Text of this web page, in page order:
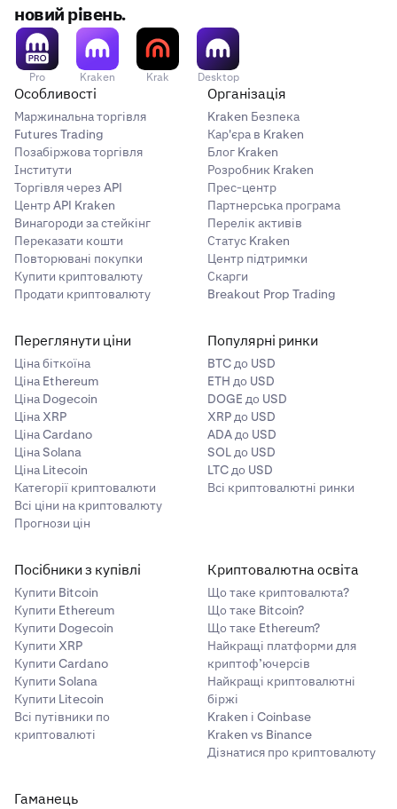
новий рівень.
Pro Kraken Krak Desktop
Особливості
Маржинальна торгівля
Futures Trading
Позабіржова торгівля
Інститути
Торгівля через API
Центр API Kraken
Винагороди за стейкінг
Переказати кошти
Повторювані покупки
Купити криптовалюту
Продати криптовалюту
Організація
Kraken Безпека
Кар'єра в Kraken
Блог Kraken
Розробник Kraken
Прес-центр
Партнерська програма
Перелік активів
Статус Kraken
Центр підтримки
Скарги
Breakout Prop Trading
Переглянути ціни
Ціна біткоїна
Ціна Ethereum
Ціна Dogecoin
Ціна XRP
Ціна Cardano
Ціна Solana
Ціна Litecoin
Категорії криптовалюти
Всі ціни на криптовалюту
Прогнози цін
Популярні ринки
BTC до USD
ETH до USD
DOGE до USD
XRP до USD
ADA до USD
SOL до USD
LTC до USD
Всі криптовалютні ринки
Посібники з купівлі
Купити Bitcoin
Купити Ethereum
Купити Dogecoin
Купити XRP
Купити Cardano
Купити Solana
Купити Litecoin
Всі путівники по
криптовалюті
Криптовалютна освіта
Що таке криптовалюта?
Що таке Bitcoin?
Що таке Ethereum?
Найкращі платформи для
криптоф’ючерсів
Найкращі криптовалютні
біржі
Kraken і Coinbase
Kraken vs Binance
Дізнатися про криптовалюту
Гаманець